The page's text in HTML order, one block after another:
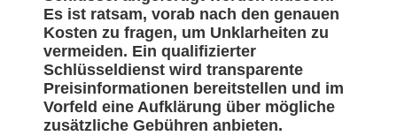
Es ist ratsam, vorab nach den genauen
Kosten zu fragen, um Unklarheiten zu
vermeiden. Ein qualifizierter
Schlüsseldienst wird transparente
Preisinformationen bereitstellen und im
Vorfeld eine Aufklärung über mögliche
zusätzliche Gebühren anbieten.